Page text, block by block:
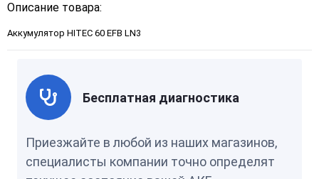
Описание товара:
Аккумулятор HITEC 60 EFB LN3
Бесплатная диагностика
Приезжайте в любой из наших магазинов,
специалисты компании точно определят